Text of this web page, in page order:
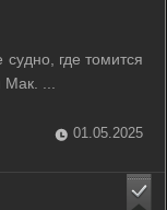
где томится
Мак. ...
01.05.2025